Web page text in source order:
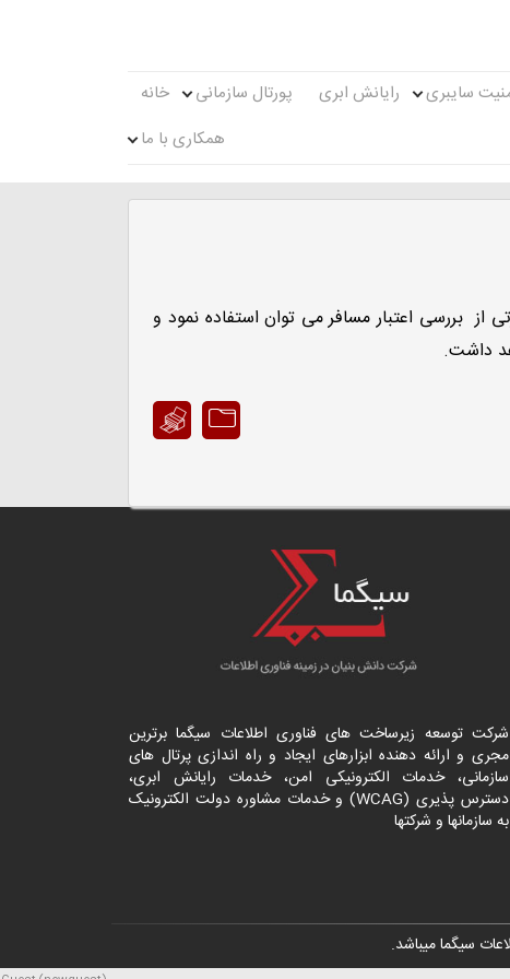
خانه پورتال سازمانی رایانش ابری سایبری
همکاری با ما
بررسی اعتبار مسافر می توان استفاده نمود و
داشت.
شرکت توسعه زیرساخت های فناوری اطلاعات سیگما برترین
مجری و ارائه دهنده ابزارهای ایجاد و راه اندازیپرتال های
سازمانی، خدمات الکترونیکی امن، خدمات رایانش ابری،
دسترس پذیری (WCAG) و خدمات مشاوره دولت الکترونیک
به سازمانها و شرکتها
سیگمامیباشد.